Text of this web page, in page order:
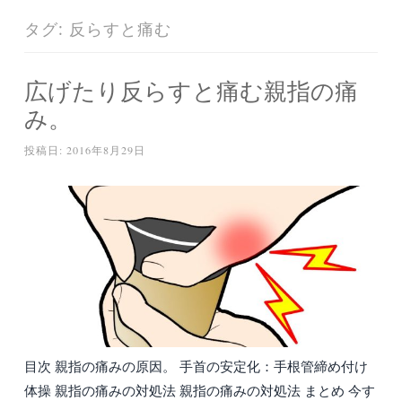
タグ: 反らすと痛む
広げたり反らすと痛む親指の痛
み。
投稿日: 2016年8月29日
目次 親指の痛みの原因。 手首の安定化：手根管締め付け
体操 親指の痛みの対処法 親指の痛みの対処法 まとめ 今す